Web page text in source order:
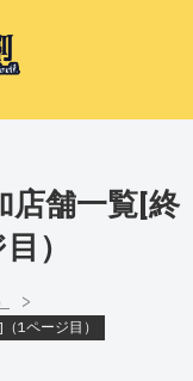
店舗一覧[終
）
>
1ページ目）